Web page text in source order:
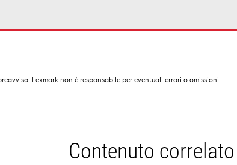
Lexmark non è responsabile per eventuali errori o omissioni.
Contenuto correlato